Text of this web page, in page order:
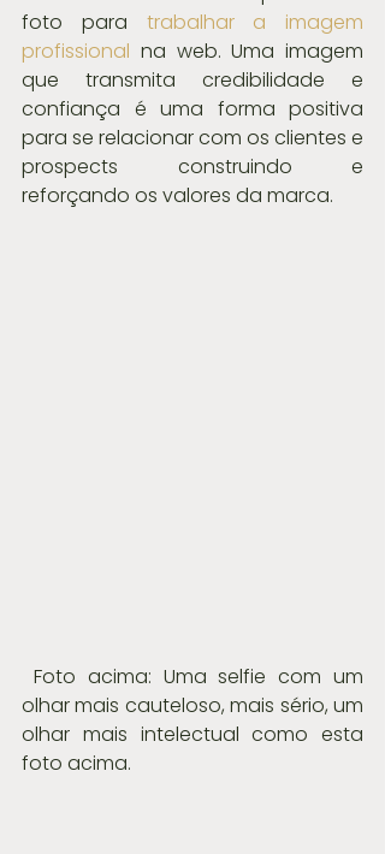
foto para trabalhar a imagem
profissional na web. Uma imagem
que transmita credibilidade e
confiança é uma forma positiva
para se relacionar com os clientes e
prospects construindo e
reforçando os valores da marca.
olhar mais cauteloso, mais sério, um
olhar mais intelectual como esta
foto acima.